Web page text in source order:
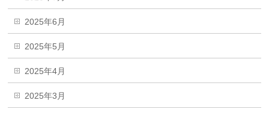
2025年6月
2025年5月
2025年4月
2025年3月